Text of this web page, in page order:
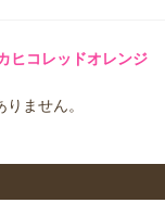
ヒコレッドオレンジ
ません。